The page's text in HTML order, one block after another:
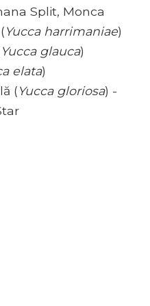
Split, Monca
Yucca harrimaniae)
Yucca glauca)
elata)
(Yucca gloriosa) -